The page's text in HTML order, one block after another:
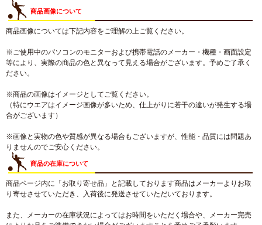
商品画像について
商品画像については下記内容をご理解の上ご覧ください。
※ご使用中のパソコンのモニターおよび携帯電話のメーカー・機種・画面設定
等により、実際の商品の色と異なって見える場合がございます。予めご了承く
ださい。
※商品の画像はイメージとしてご覧ください。
（特にウエアはイメージ画像が多いため、仕上がりに若干の違いが発生する場
合がございます）
※画像と実物の色や質感が異なる場合もございますが、性能・品質には問題あ
りませんのでご安心ください。
商品の在庫について
商品ページ内に「お取り寄せ品」と記載しております商品はメーカーよりお取
り寄せさせていただき、入荷後に発送させていただいております。
また、メーカーの在庫状況によってはお時間をいただく場合や、メーカー完売